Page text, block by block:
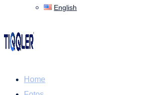
English
Home